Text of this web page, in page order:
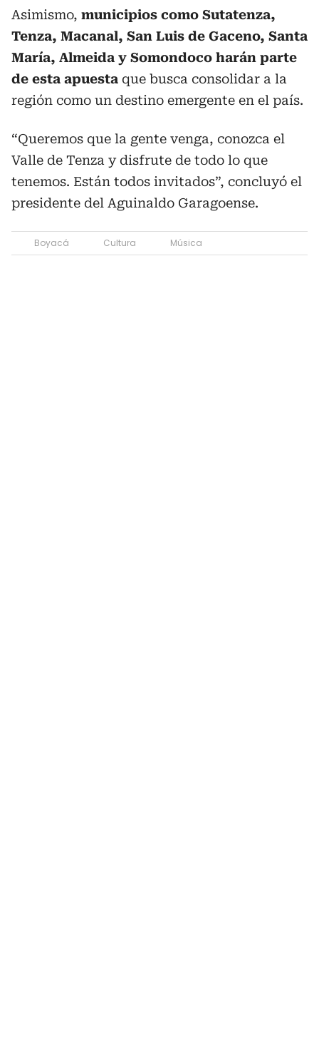
Asimismo, municipios como Sutatenza,
Tenza, Macanal, San Luis de Gaceno, Santa
María, Almeida y Somondoco harán parte
de esta apuesta que busca consolidar a la
región como un destino emergente en el país.
“Queremos que la gente venga, conozca el
Valle de Tenza y disfrute de todo lo que
tenemos. Están todos invitados”, concluyó el
presidente del Aguinaldo Garagoense.
Boyacá Cultura Música